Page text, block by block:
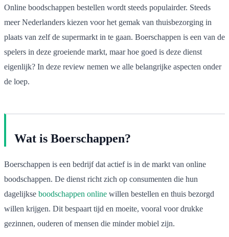
Online boodschappen bestellen wordt steeds populairder. Steeds
meer Nederlanders kiezen voor het gemak van thuisbezorging in
plaats van zelf de supermarkt in te gaan. Boerschappen is een van de
spelers in deze groeiende markt, maar hoe goed is deze dienst
eigenlijk? In deze review nemen we alle belangrijke aspecten onder
de loep.
Wat is Boerschappen?
Boerschappen is een bedrijf dat actief is in de markt van online
boodschappen. De dienst richt zich op consumenten die hun
dagelijkse boodschappen online willen bestellen en thuis bezorgd
willen krijgen. Dit bespaart tijd en moeite, vooral voor drukke
gezinnen, ouderen of mensen die minder mobiel zijn.